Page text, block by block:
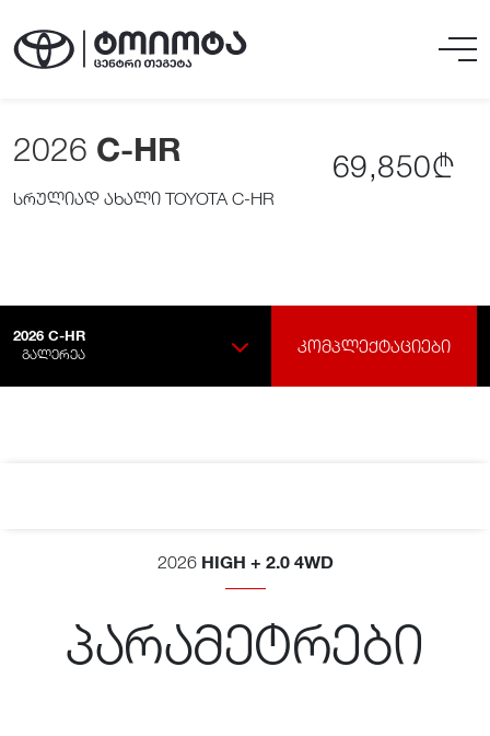
2026 C-HR
სრულიად ახალი TOYOTA C-HR
69,850₾
2026 C-HR
ᲒᲐᲚᲔᲠᲔᲐ
ᲙᲝᲛᲞᲚᲔᲥᲢᲐᲪᲘᲔᲑᲘ
2026 HIGH + 2.0 4WD
პარამეტრები